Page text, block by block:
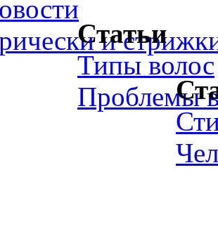
и
Статьи
Типы волос
Проблемы